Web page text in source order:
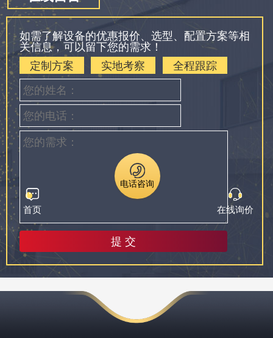
如需了解设备的优惠报价、选型、配置方案等相
关信息，可以留下您的需求！
定制方案
实地考察 全程跟踪
首页 在线询价
电话咨询